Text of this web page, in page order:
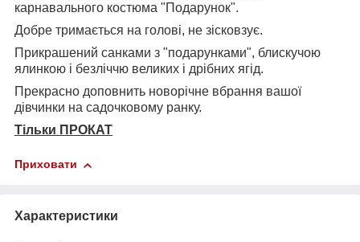
карнавального костюма "Подарунок".
Добре тримається на голові, не зісковзує.
Прикрашений санками з "подарунками", блискучою
ялинкою і безліччю великих і дрібних ягід.
Прекрасно доповнить новорічне вбрання вашої
дівчинки на садочковому ранку.
Тільки ПРОКАТ
Приховати
Характеристики